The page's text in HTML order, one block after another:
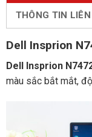
THÔNG TIN
Dell Insprion
Dell Insprion
màu sắc bắt mắt,